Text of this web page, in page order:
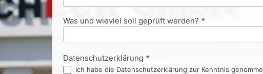
Was und wieviel soll geprüft werden? *
Datenschutzerklärung *
Ich habe die Datenschutzerklärung zur Kenntnis